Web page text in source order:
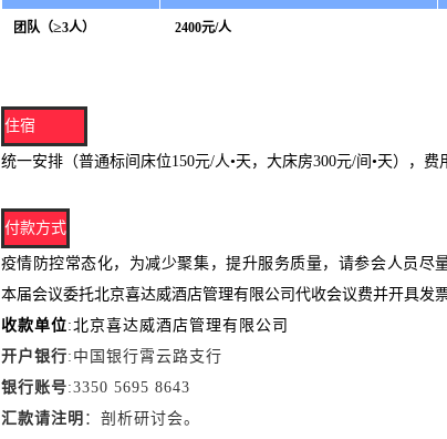
团队 （≥3人） 2400元/人
住宿
统一安排（普通标间床位150元/人•天，大床房300元/间•天）， 费
付款方式
疫情防控常态化，为减少聚集，提升服务质量，请参会人员尽
本届会议委托北京喜达威酒店管理有限公司代收会议费并开具发
收款单位:北京喜达威酒店管理有限公司
开户银行:中国银行霄云路支行
银行账号:3350 5695 8643
汇款请注明 ：剖析研讨会。